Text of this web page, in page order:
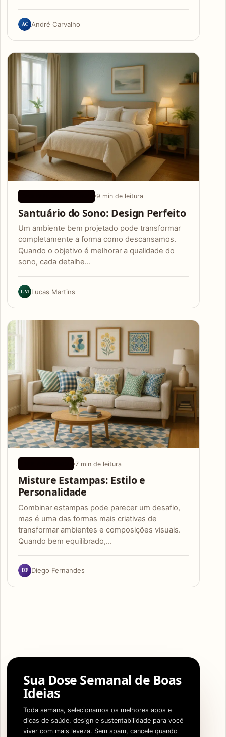
AC André Carvalho
9 min de leitura
Santuário do Sono: Design Perfeito
Um ambiente bem projetado pode transformar
completamente a forma como descansamos.
Quando o objetivo é melhorar a qualidade do
sono, cada detalhe…
LM Lucas Martins
7 min de leitura
Misture Estampas: Estilo e
Personalidade
Combinar estampas pode parecer um desafio,
mas é uma das formas mais criativas de
transformar ambientes e composições visuais.
Quando bem equilibrado,…
DF Diego Fernandes
Sua Dose Semanal de Boas
Ideias
Toda semana, selecionamos os melhores apps e
dicas de saúde, design e sustentabilidade para você
viver com mais leveza. Sem spam, cancele quando